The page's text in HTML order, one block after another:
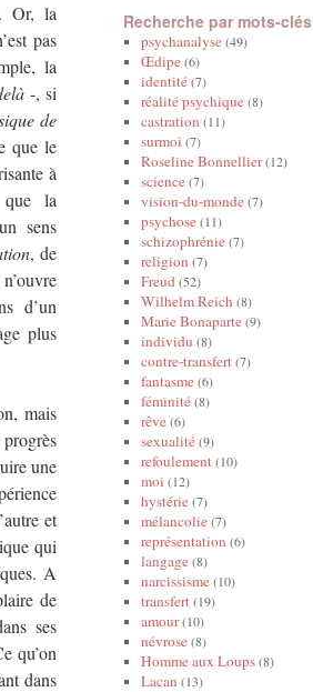
Or, la
pas
la
-, si
de
que le
à
que la
sens
, de
d’un
plus
mais
une
et
qui
A
de
ses
qu’on
dans
Recherche par mots-clés
psychanalyse(49)
Œdipe(6)
identité(7)
réalité psychique(8)
castration (11)
surmoi (7)
Roseline Bonnellier(12)
science(7)
vision-du-monde(7)
psychose(11)
schizophrénie(7)
religion (7)
Freud (52)
Wilhelm Reich (8)
Marie Bonaparte(9)
individu (8)
contre-transfert(7)
fantasme(6)
féminité(8)
rêve(6)
sexualité(9)
refoulement(10)
moi (12)
hystérie(7)
mélancolie(7)
représentation (6)
langage(8)
narcissisme(10)
transfert(19)
amour(10)
névrose(8)
Homme aux Loups(8)
Lacan (13)